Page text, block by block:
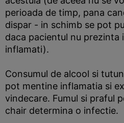
perioada de timp, pana
dispar - in schimb se pot
daca pacientul nu prezinta
inflamati).
Consumul de alcool si
pot mentine inflamatia si
vindecare. Fumul si praful
chair determina o infectie.